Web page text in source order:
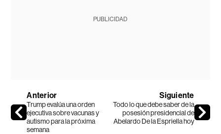
PUBLICIDAD
Anterior
Trump evalúa una orden
ejecutiva sobre vacunas y
autismo para la próxima
semana
Siguiente
Todo lo que debe saber de la
posesión presidencial de
Abelardo De la Espriella hoy